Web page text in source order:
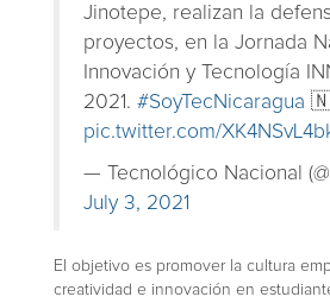
Jinotepe, realizan la
proyectos, en la Jornada
Innovación y Tecnología
2021. #SoyTecNicaragua
pic.twitter.com/
— Tecnológico Nacional
July 3, 2021
El objetivo es promover la cultura
creatividad e innovación en